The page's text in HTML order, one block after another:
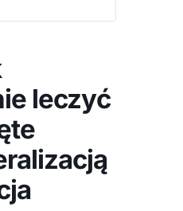
leczyć